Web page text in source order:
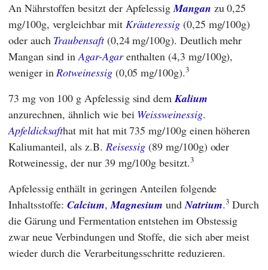
An Nährstoffen besitzt der ApfelessigMangan zu 0,25
mg/100g, vergleichbar mit Kräuteressig(0,25 mg/100g)
oder auch Traubensaft(0,24 mg/100g). Deutlich mehr
Mangan sind inAgar-Agarenthalten (4,3 mg/100g),
weniger inRotweinessig(0,05 mg/100g).3
73 mg von 100 g Apfelessig sind demKalium
anzurechnen, ähnlich wie bei Weissweinessig.
Apfeldicksafthat mit hat mit 735 mg/100g einen höheren
Kaliumanteil, als z.B. Reisessig (89 mg/100g) oder
Rotweinessig, der nur 39 mg/100g besitzt.3
Apfelessig enthält in geringen Anteilen folgende
Inhaltsstoffe:Calcium,Magnesium undNatrium.3 Durch
die Gärung und Fermentation entstehen im Obstessig
zwar neue Verbindungen und Stoffe, die sich aber meist
wieder durch die Verarbeitungsschritte reduzieren.